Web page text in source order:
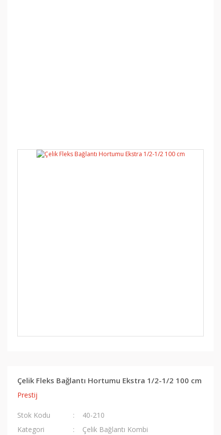
Çelik Fleks Bağlantı Hortumu Ekstra 1/2-1/2 100 cm
Prestij
Stok Kodu
40-210
Kategori
Çelik Bağlantı Kombi